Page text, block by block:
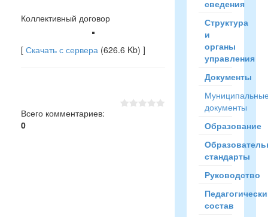
Коллективный договор
[ Скачать с сервера (626.6 Kb) ]
Всего комментариев:
0
сведения
Структура
и
органы
управления
Документы
документы
Образование
стандарты
Руководство
состав